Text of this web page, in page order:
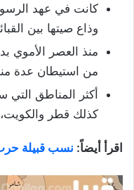
كانت في عهد
وذاع صيتها بين
منذ العصر الأموي
من استيطان عدة
أكثر المناطق التي
كذلك قطر والكويت،
اقرأ أيضاً: نسب قبيلة